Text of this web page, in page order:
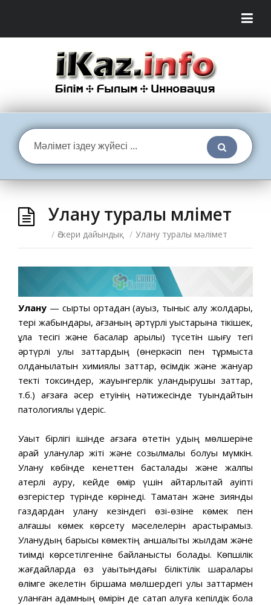
Улану туралы мәлімет
/ Әскери дайындық / Улану туралы мәлімет
Улану — сыртқы ортадан (ауыз, тыныс алу жолдары,
тері жабындары, ағзаның әртүрлі қуыстарына тікішек,
құлақ тесігі және басқалар арқылы) түсетін шығу тегі
әртүрлі улы заттардың (өнеркәсіп пен тұрмыста
қолданылатын химиялық заттар, өсімдік және жануар
текті токсиндер, жауынгерлік уландырушы заттар,
т.б.) ағзаға әсер етуінің нәтижесінде туындайтын
патологиялық үдеріс.
Уақыт бірлігі ішінде ағзаға өтетін удың мөлшеріне
қарай уланулар жіті және созылмалы болуы мүмкін.
Улану көбінде кенеттен басталады және жалпы
қатерлі ауру, кейде өмір үшін айтарлықтай қауіпті
өзгерістер түрінде көрінеді. Тамақтан және зиянды
газдардан улану кезіндегі өзі-өзіне көмек пен
алғашқы көмек көрсету мәселелерін қарастырамыз.
Уланудың барысы көмектің қаншалықты жылдам және
тиімді көрсетілгеніне байланысты болады. Көпшілік
жағдайларда өз уақытындағы біліктілік шаралары
өлімге әкелетін біршама мөлшердегі улы заттармен
уланған адамның өмірін де сақтап қалуға кепілдік бола